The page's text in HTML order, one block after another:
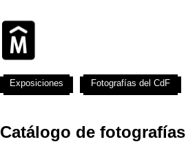
Catálogo de fotografías
Exposiciones Fotografías del CdF